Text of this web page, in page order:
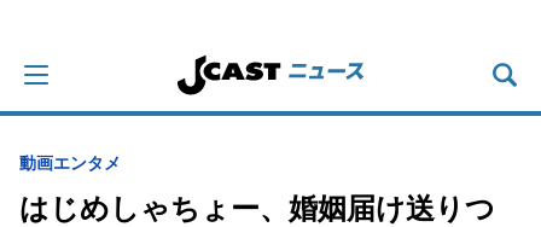
動画エンタメ
はじめしゃちょー、婚姻届け送りつ